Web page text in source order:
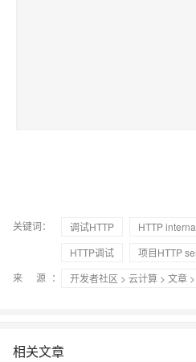
关键词： 调试HTTP HTTP
HTTP调试
项目HTTP
来 源：
开发者社区 > 云计算 > 文章
相关文章